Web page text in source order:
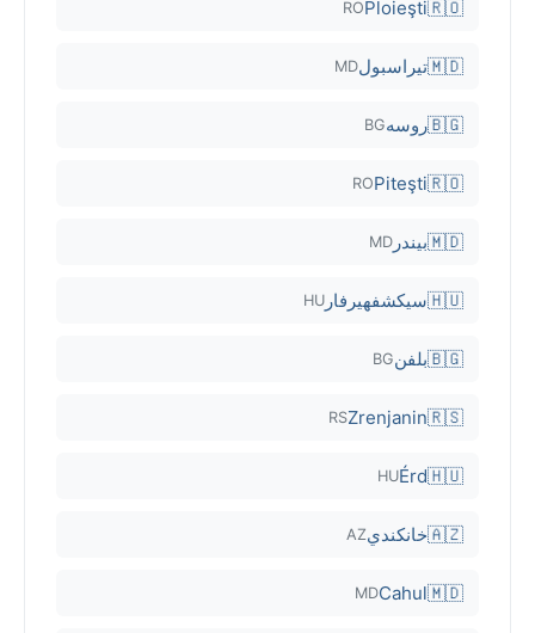
🇷🇴
Ploieşti
RO
🇲🇩تيراسبولMD
🇧🇬روسهBG
🇷🇴
Piteşti
RO
🇲🇩بيندر MD
🇭🇺سيكشفهيرفار HU
🇧🇬بلفنBG
🇷🇸
Zrenjanin
RS
🇭🇺
Érd
HU
🇦🇿خانكنديAZ
🇲🇩
Cahul
MD